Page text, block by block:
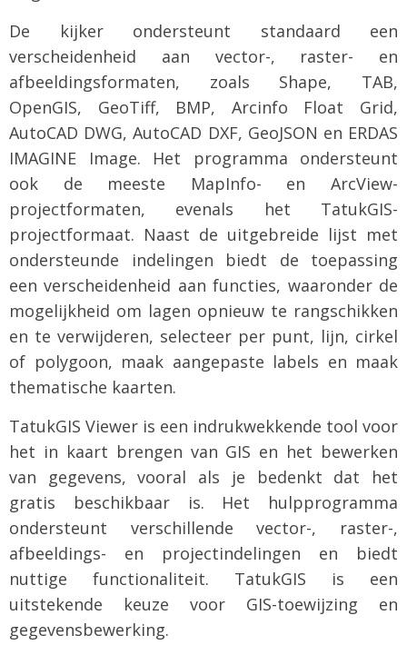
De kijker ondersteunt standaard een
verscheidenheid aan vector-, raster- en
afbeeldingsformaten, zoals Shape, TAB,
OpenGIS, GeoTiff, BMP, Arcinfo Float Grid,
AutoCAD DWG, AutoCAD DXF, GeoJSON en ERDAS
IMAGINE Image. Het programma ondersteunt
ook de meeste MapInfo- en ArcView-
projectformaten, evenals het TatukGIS-
projectformaat. Naast de uitgebreide lijst met
ondersteunde indelingen biedt de toepassing
een verscheidenheid aan functies, waaronder de
mogelijkheid om lagen opnieuw te rangschikken
en te verwijderen, selecteer per punt, lijn, cirkel
of polygoon, maak aangepaste labels en maak
thematische kaarten.
TatukGIS Viewer is een indrukwekkende tool voor
het in kaart brengen van GIS en het bewerken
van gegevens, vooral als je bedenkt dat het
gratis beschikbaar is. Het hulpprogramma
ondersteunt verschillende vector-, raster-,
afbeeldings- en projectindelingen en biedt
nuttige functionaliteit. TatukGIS is een
uitstekende keuze voor GIS-toewijzing en
gegevensbewerking.